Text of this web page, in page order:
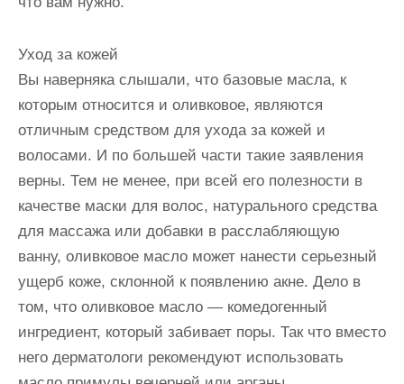
Уход за кожей
Вы наверняка слышали, что базовые масла, к
которым относится и оливковое, являются
отличным средством для ухода за кожей и
волосами. И по большей части такие заявления
верны. Тем не менее, при всей его полезности в
качестве маски для волос, натурального средства
для массажа или добавки в расслабляющую
ванну, оливковое масло может нанести серьезный
ущерб коже, склонной к появлению акне. Дело в
том, что оливковое масло — комедогенный
ингредиент, который забивает поры. Так что вместо
него дерматологи рекомендуют использовать